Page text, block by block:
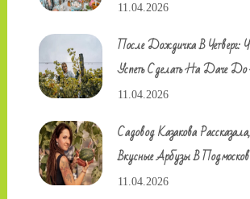
11.04.2026
После Дождичка В Четверг:
Успеть Сделать На Даче
11.04.2026
Садовод Казакова
Вкусные Арбузы В
11.04.2026